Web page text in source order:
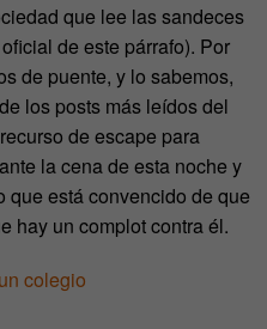
que lee las sandeces
de este párrafo). Por
de puente, y lo sabemos,
los posts más leídos del
de escape para
la cena de esta noche y
que está convencido de que
hay un complot contra él.
colegio